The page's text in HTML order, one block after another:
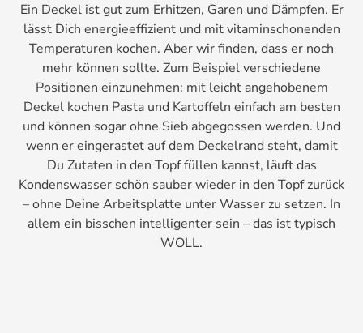
Ein Deckel ist gut zum Erhitzen, Garen und Dämpfen. Er
lässt Dich energieeffizient und mit vitaminschonenden
Temperaturen kochen. Aber wir finden, dass er noch
mehr können sollte. Zum Beispiel verschiedene
Positionen einzunehmen: mit leicht angehobenem
Deckel kochen Pasta und Kartoffeln einfach am besten
und können sogar ohne Sieb abgegossen werden. Und
wenn er eingerastet auf dem Deckelrand steht, damit
Du Zutaten in den Topf füllen kannst, läuft das
Kondenswasser schön sauber wieder in den Topf zurück
– ohne Deine Arbeitsplatte unter Wasser zu setzen. In
allem ein bisschen intelligenter sein – das ist typisch
WOLL.